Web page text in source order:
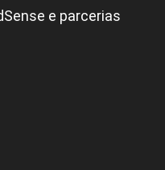
e parcerias